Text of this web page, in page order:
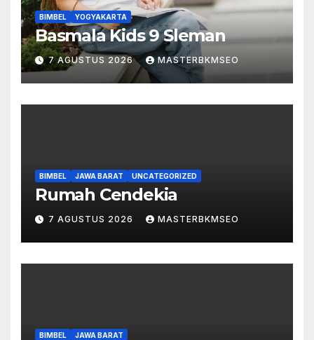
BIMBEL YOGYAKARTA
Basmala Kids 9 Sleman
7 AGUSTUS 2026 MASTERBKMSEO
BIMBEL JAWA BARAT UNCATEGORIZED
Rumah Cendekia
7 AGUSTUS 2026 MASTERBKMSEO
BIMBEL JAWA BARAT